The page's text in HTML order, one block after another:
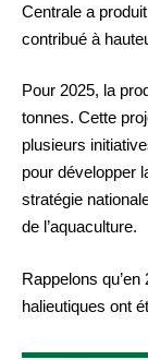
Centrale a
contribué à
Pour 2025, la
tonnes. Cette
plusieurs
pour développer
stratégie
de l’aquaculture.
Rappelons
halieutiques ont